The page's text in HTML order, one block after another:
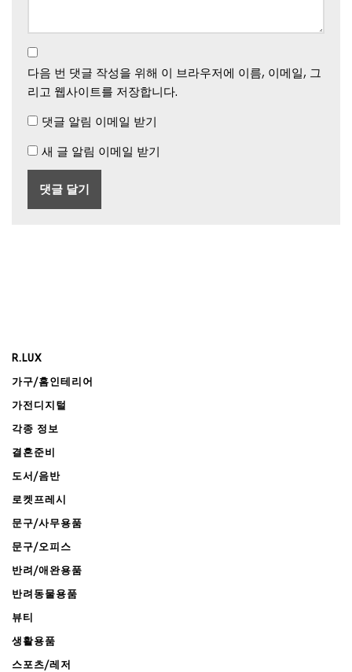
다음 번 댓글 작성을 위해 이 브라우저에 이름, 이메일, 그
리고 웹사이트를 저장합니다.
댓글 알림 이메일 받기
새 글 알림 이메일 받기
R.LUX
가구/홈인테리어
가전디지털
각종 정보
결혼준비
도서/음반
로켓프레시
문구/사무용품
문구/오피스
반려/애완용품
반려동물용품
뷰티
생활용품
스포츠/레저